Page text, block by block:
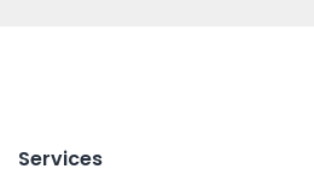
Services